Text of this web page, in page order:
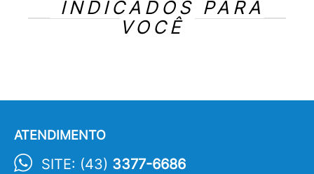
INDICADOS PARA
VOCÊ
ATENDIMENTO
SITE: (43) 3377-6686